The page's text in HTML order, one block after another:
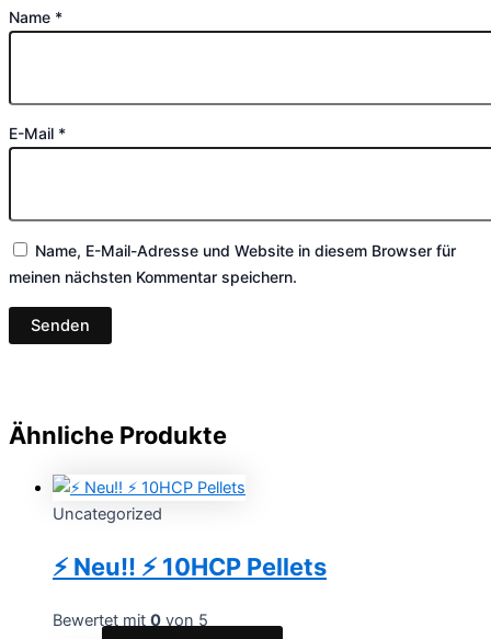
Name *
E-Mail *
Name, E-Mail-Adresse und Website in diesem Browser für
meinen nächsten Kommentar speichern.
Ähnliche Produkte
Uncategorized
⚡️ Neu!! ⚡️ 10HCP Pellets
Bewertet mit 0 von 5